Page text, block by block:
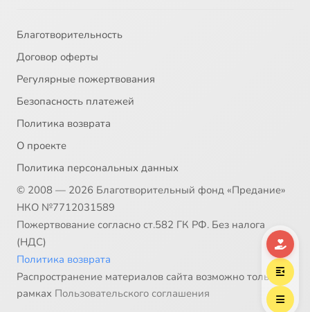
Благотворительность
Договор оферты
Регулярные пожертвования
Безопасность платежей
Политика возврата
О проекте
Политика персональных данных
© 2008 — 2026 Благотворительный фонд «Предание»
НКО №7712031589
Пожертвование согласно ст.582 ГК РФ. Без налога
(НДС)
Политика возврата
Распространение материалов сайта возможно только в
рамках Пользовательского соглашения